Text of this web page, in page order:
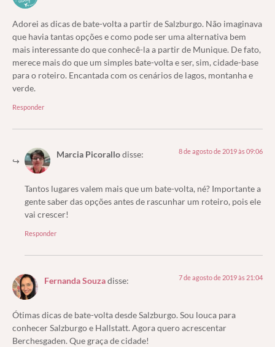
Adorei as dicas de bate-volta a partir de Salzburgo. Não imaginava
que havia tantas opções e como pode ser uma alternativa bem
mais interessante do que conhecê-la a partir de Munique. De fato,
merece mais do que um simples bate-volta e ser, sim, cidade-base
para o roteiro. Encantada com os cenários de lagos, montanha e
verde.
Responder
Marcia Picorallodisse: 8 de agosto de 2019 às 09:06
Tantos lugares valem mais que um bate-volta, né? Importante a
gente saber das opções antes de rascunhar um roteiro, pois ele
vai crescer!
Responder
Fernanda Souzadisse: 7 de agosto de 2019 às 21:04
Ótimas dicas de bate-volta desde Salzburgo. Sou louca para
conhecer Salzburgo e Hallstatt. Agora quero acrescentar
Berchesgaden. Que graça de cidade!